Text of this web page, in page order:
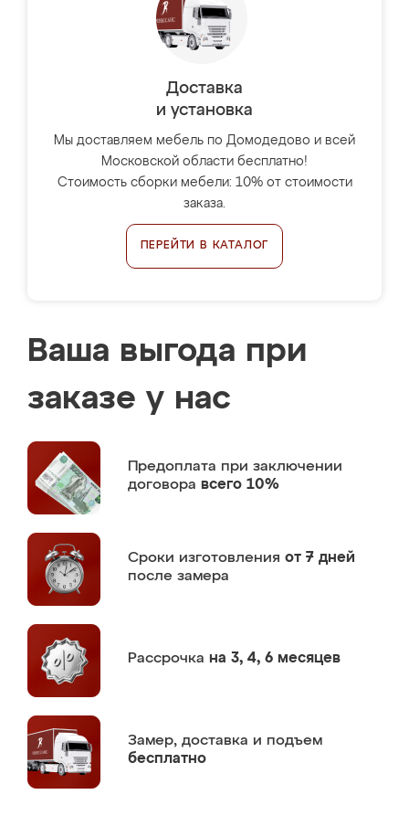
Доставка
и установка
Мы доставляем мебель по Домодедово и всей
Московской области бесплатно!
Стоимость сборки мебели: 10% от стоимости
заказа.
ПЕРЕЙТИ В КАТАЛОГ
Ваша выгода при
заказе у нас
Предоплата при заключении
договора всего 10%
Сроки изготовления от 7 дней
после замера
Рассрочка на 3, 4, 6 месяцев
Замер, доставка и подъем
бесплатно